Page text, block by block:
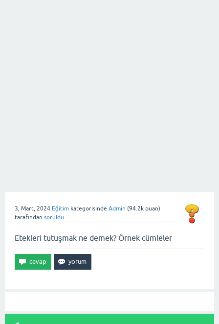
3, Mart, 2024 Eğitim kategorisinde Admin (94.2k puan)
tarafından soruldu
Etekleri tutuşmak ne demek? Örnek cümleler